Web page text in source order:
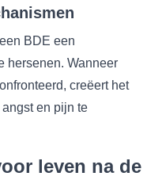
BDE een
hersenen. Wanneer
creëert het
en pijn te
leven na de